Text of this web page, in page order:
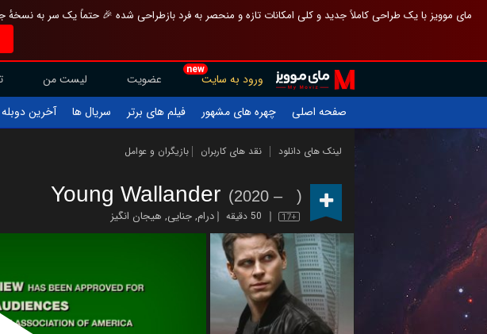
مای موویز با یک طراحی کاملاً جدید و کلی امکانات تازه و منحصر به فرد بازطراحی شده 🎉 حتماً یک سر به
new
ورود به سایت عضویت لیست من
صفحه اصلی
چهره های مشهور فیلم های برتر سریال ها آخرین
لینک های دانلود نقد های کاربران بازیگران و عوامل
Young Wallander (2020 – )
17+ 50 دقیقه درام,جنایی, هیجان انگیز